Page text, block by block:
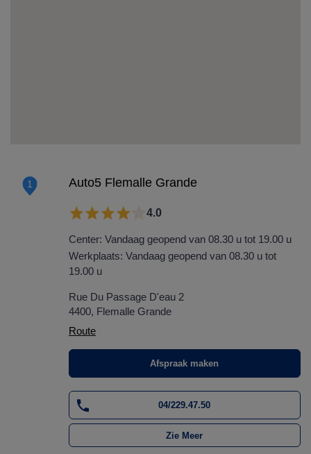
1 Auto5 Flemalle Grande
4.0
Center: Vandaag geopend van 08.30 u tot 19.00 u
Werkplaats: Vandaag geopend van 08.30 u tot
19.00 u
Rue Du Passage D'eau 2
4400, Flemalle Grande
Route
Afspraak maken
04/229.47.50
Zie Meer